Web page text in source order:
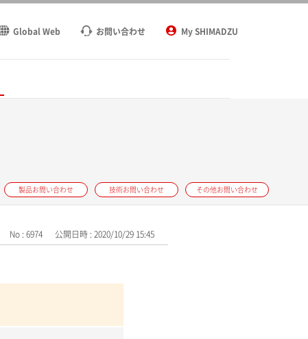
Global Web お問い合わせ My SHIMADZU
製品お問い合わせ 技術お問い合わせ その他お問い合わせ
No : 6974 公開日時 : 2020/10/29 15:45